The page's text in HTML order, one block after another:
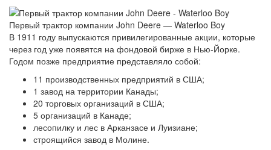
Первый трактор компании John Deere — Waterloo Boy
В 1911 году выпускаются привилегированные акции, которые
через год уже появятся на фондовой бирже в Нью-Йорке.
Годом позже предприятие представляло собой:
11 производственных предприятий в США;
1 завод на территории Канады;
20 торговых организаций в США;
5 организаций в Канаде;
лесопилку и лес в Арканзасе и Луизиане;
строящийся завод в Молине.